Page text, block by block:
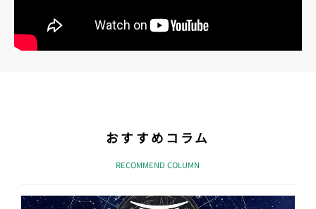
おすすめコラム
RECOMMEND COLUMN